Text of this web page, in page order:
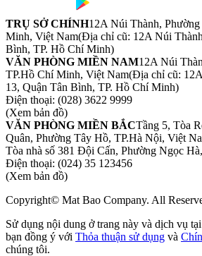
TRỤ SỞ CHÍNH12A Núi Thành,
Minh, Việt Nam(Địa chỉ cũ: 12A Núi
Bình, TP. Hồ Chí Minh)
VĂN PHÒNG MIỀN NAM12A Núi
TP.Hồ Chí Minh, Việt Nam(Địa chỉ cũ:
13, Quận Tân Bình, TP. Hồ Chí Minh)
Điện thoại: (028) 3622 9999
(Xem bản đồ)
VĂN PHÒNG MIỀN BẮCTầng 5, Tòa
Quân, Phường Tây Hồ, TP.Hà Nội, Việt
Tòa nhà số 381 Đội Cấn, Phường Ngọc
Điện thoại: (024) 35 123456
(Xem bản đồ)
Copyright© Mat Bao Company. All
Sử dụng nội dung ở trang này và dịch vụ
bạn đồng ý với Thỏa thuận sử dụng và
chúng tôi.